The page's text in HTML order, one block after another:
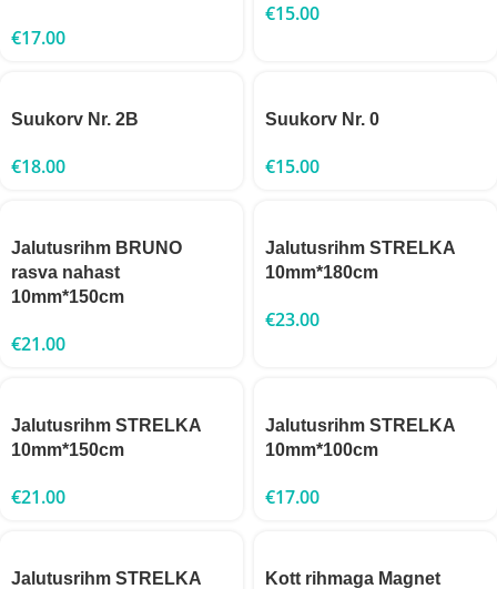
€17.00
€15.00
Suukorv Nr. 2B
€18.00
Suukorv Nr. 0
€15.00
Jalutusrihm BRUNO
rasva nahast
10mm*150cm
€21.00
Jalutusrihm STRELKA
10mm*180cm
€23.00
Jalutusrihm STRELKA
10mm*150cm
€21.00
Jalutusrihm STRELKA
10mm*100cm
€17.00
Jalutusrihm STRELKA
Kott rihmaga Magnet